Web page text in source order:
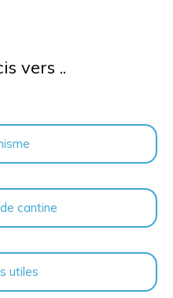
vers ..
cantine
utiles